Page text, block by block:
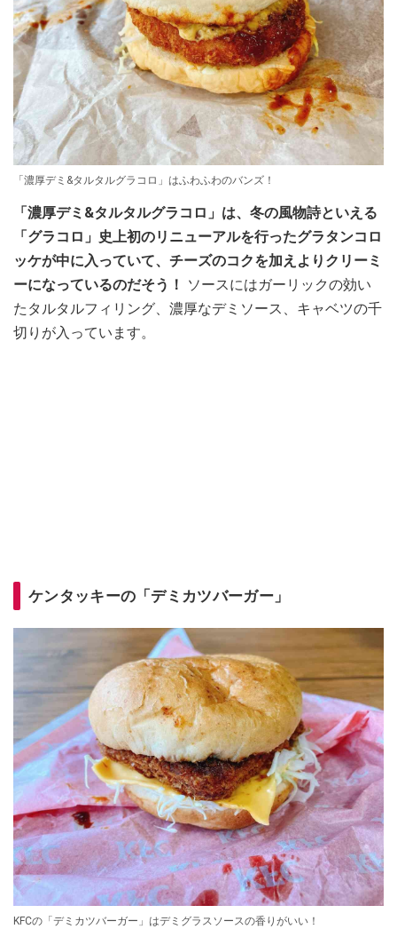
「濃厚デミ&タルタルグラコロ」はふわふわのバンズ！
「濃厚デミ&タルタルグラコロ」は、冬の風物詩といえる
「グラコロ」史上初のリニューアルを行ったグラタンコロ
ッケが中に入っていて、チーズのコクを加えよりクリーミ
ーになっているのだそう！
ソースにはガーリックの効い
たタルタルフィリング、濃厚なデミソース、キャベツの千
切りが入っています。
ケンタッキーの「デミカツバーガー」
KFCの「デミカツバーガー」はデミグラスソースの香りがいい！